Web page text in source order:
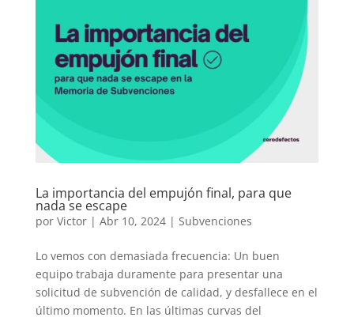
La importancia del empujón final, para que
nada se escape
por Victor| Abr 10, 2024| Subvenciones
Lo vemos con demasiada frecuencia: Un buen
equipo trabaja duramente para presentar una
solicitud de subvención de calidad, y desfallece en el
último momento. En las últimas curvas del